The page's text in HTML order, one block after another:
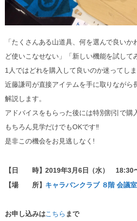
「たくさんある山道具、何を選んで良い
ど使いこなせない」「新しい機能を試して
1人ではどれを購入して良いのか迷ってし
近藤謙司が直接アイテムを手に取りながら
解説します。
アドバイスをもらった後には特別割引で購
もちろん見学だけでもOKです!!
是非この機会をお見逃しなく!
【日 時】2019年3月6日（水） 18:30
【場 所】 キャラバンクラブ ８階 会議室
お申し込みはこちら まで